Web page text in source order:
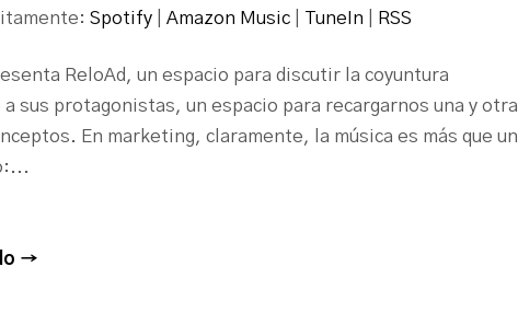
Spotify Amazon Music TuneIn RSS
ReloAd, un espacio para discutir la coyuntura
sus protagonistas, un espacio para recargarnos una y otra
En marketing, claramente, la música es más que un
→